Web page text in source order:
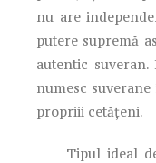
nu are
putere supremă
autentic suveran.
numesc
propriii cetăţeni.
Tipul ideal de